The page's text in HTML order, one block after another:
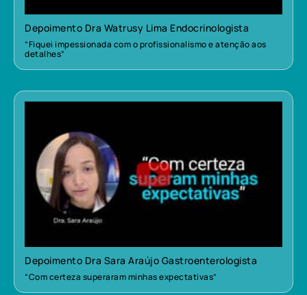
Depoimento Dra Watrusy Lima Endocrinologista
“Fiquei impessionada com o profissionalismo e atenção aos
detalhes”
Depoimento Dra Sara Araújo Gastroenterologista
“Com certeza superaram minhas expectativas”